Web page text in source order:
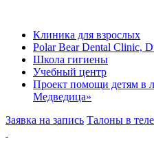
Клиника для взрослых
Polar Bear Dental Clinic,
Школа гигиены
Учебный центр
Проект помощи детям в
Медведица»
Заявка на запись Талоны в